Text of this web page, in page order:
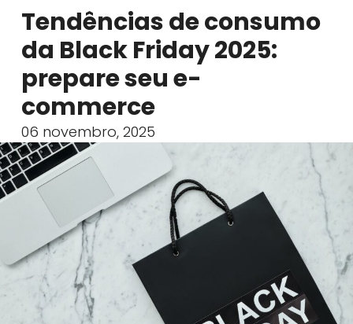
Tendências de consumo
da Black Friday 2025:
prepare seu e-
commerce
06 novembro, 2025